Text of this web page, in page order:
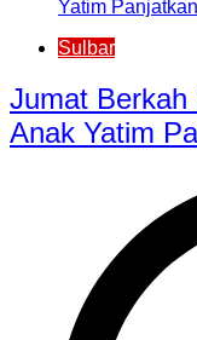
Sulbar
Jumat Berkah
Anak Yatim